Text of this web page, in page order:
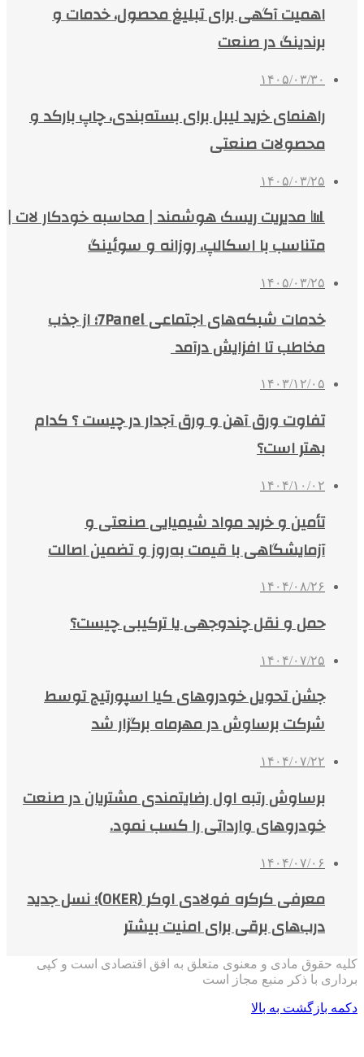
اهمیت آگهی برای تبلیغ محصول، خدمات و
برندینگ در صنعت
۱۴۰۵/۰۳/۳۰
راهنمای خرید لیبل برای بسته‌بندی، چاپ بارکد و
محصولات صنعتی
۱۴۰۵/۰۳/۲۵
📊 مدیریت ریسک هوشمند | محاسبه خودکار لات |
متناسب با اسکالپ، روزانه و سوئینگ
۱۴۰۵/۰۳/۲۵
خدمات شبکه‌های اجتماعی 7Panel؛ از جذب
مخاطب تا افزایش درآمد
۱۴۰۳/۱۲/۰۵
تفاوت ورق آهن و ورق آجدار در چیست ؟ کدام
بهتر است؟
۱۴۰۴/۱۰/۰۲
تأمین و خرید مواد شیمیایی صنعتی و
آزمایشگاهی با قیمت به‌روز و تضمین اصالت
۱۴۰۴/۰۸/۲۶
حمل و نقل چندوجهی یا ترکیبی چیست؟
۱۴۰۴/۰۷/۲۵
جشن تحویل خودروهای کیا اسپورتیج توسط
شرکت برساوش در مهرماه برگزار شد
۱۴۰۴/۰۷/۲۲
برساوش رتبه اول رضایتمندی مشتریان در صنعت
خودروهای وارداتی را کسب نمود.
۱۴۰۴/۰۷/۰۶
معرفی کرکره فولادی اوکر (OKER)؛ نسل جدید
درب‌های برقی برای امنیت بیشتر
کلیه حقوق مادی و معنوی متعلق به افق اقتصادی است و کپی
برداری با ذکر منبع مجاز است
دکمه بازگشت به بالا